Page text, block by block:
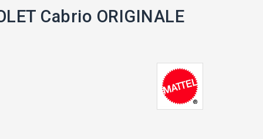
Cabrio ORIGINALE